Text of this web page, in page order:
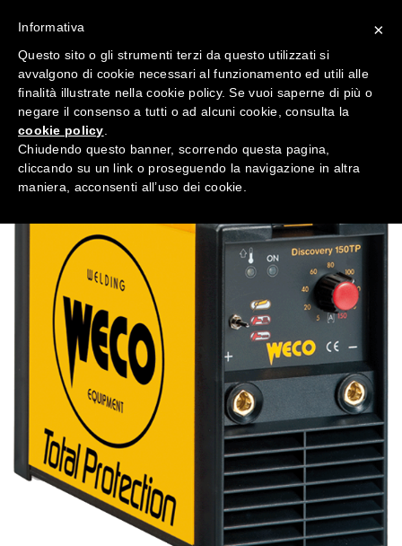
×
Informativa
Questo sito o gli strumenti terzi da questo utilizzati si
avvalgono di cookie necessari al funzionamento ed utili alle
finalità illustrate nella cookie policy. Se vuoi saperne di più o
negare il consenso a tutti o ad alcuni cookie, consulta la
cookie policy
Chiudendo questo banner, scorrendo questa pagina,
cliccando su un link o proseguendo la navigazione in altra
maniera, acconsenti all’uso dei cookie.